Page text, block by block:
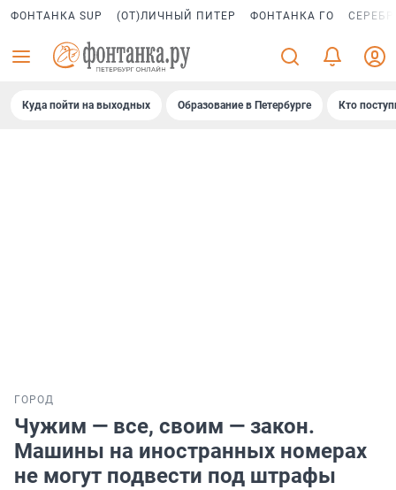
ФОНТАНКА SUP (ОТ)ЛИЧНЫЙ ПИТЕР ФОНТАНКА ГО
Куда пойти на выходных Образование в Петербурге Кто
ГОРОД
Чужим — все, своим — закон.
Машины на иностранных номерах
не могут подвести под штрафы